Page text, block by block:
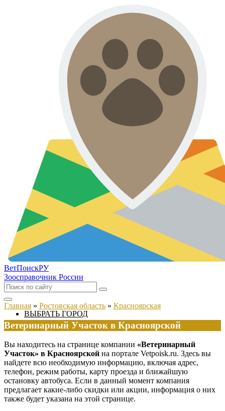
ВетПоискРУ
Зоосправочник России
ВЫБРАТЬ ГОРОД
Главная » Ростовская область » Красноярская
Ветеринарный Участок в Красноярской
Вы находитесь на странице компании «Ветеринарный
Участок» в Красноярской на портале Vetpoisk.ru. Здесь вы
найдете всю необходимую информацию, включая адрес,
телефон, режим работы, карту проезда и ближайшую
остановку автобуса. Если в данный момент компания
предлагает какие-либо скидки или акции, информация о них
также будет указана на этой странице.